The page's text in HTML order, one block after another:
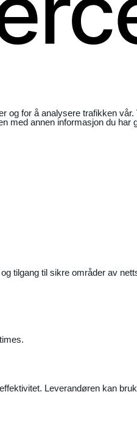
for å analysere trafikken
annen informasjon du
tilgang til sikre områder av
Leverandøren kan